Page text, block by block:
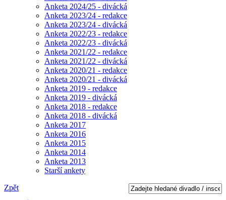
Anketa 2024/25 - divácká
Anketa 2023/24 - redakce
Anketa 2023/24 - divácká
Anketa 2022/23 - redakce
Anketa 2022/23 - divácká
Anketa 2021/22 - redakce
Anketa 2021/22 - divácká
Anketa 2020/21 - redakce
Anketa 2020/21 - divácká
Anketa 2019 - redakce
Anketa 2019 - divácká
Anketa 2018 - redakce
Anketa 2018 - divácká
Anketa 2017
Anketa 2016
Anketa 2015
Anketa 2014
Anketa 2013
Starší ankety
Zpět